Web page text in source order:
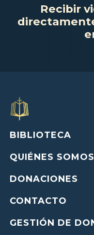
Recibir
BIBLIOTECA
QUIÉNES SOMOS
DONACIONES
CONTACTO
GESTIÓN DE